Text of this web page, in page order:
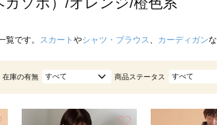
覧です。 スカートやシャツ・ブラウス カーディガン
在庫の有無 すべて 商品ステータス すべて